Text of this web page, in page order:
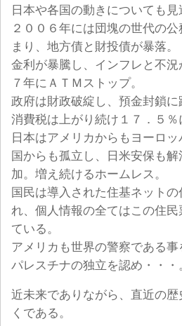
日本や各国の動きについても見
２００６年には団塊の世代の
まり、地方債と財投債が暴落。
金利が暴騰し、インフレと不況
７年にＡＴＭストップ。
政府は財政破綻し、預金封鎖に
消費税は上がり続け１７．５％
日本はアメリカからもヨーロ
国からも孤立し、日米安保も
加。増え続けるホームレス。
国民は導入された住基ネット
れ、個人情報の全てはこの住
ている。
アメリカも世界の警察である
パレスチナの独立を認め・・・
近未来でありながら、直近の
くである。